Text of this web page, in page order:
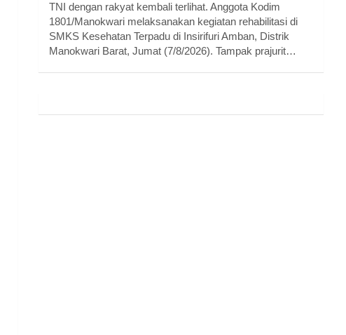
TNI dengan rakyat kembali terlihat. Anggota Kodim
1801/Manokwari melaksanakan kegiatan rehabilitasi di
SMKS Kesehatan Terpadu di Insirifuri Amban, Distrik
Manokwari Barat, Jumat (7/8/2026). Tampak prajurit…